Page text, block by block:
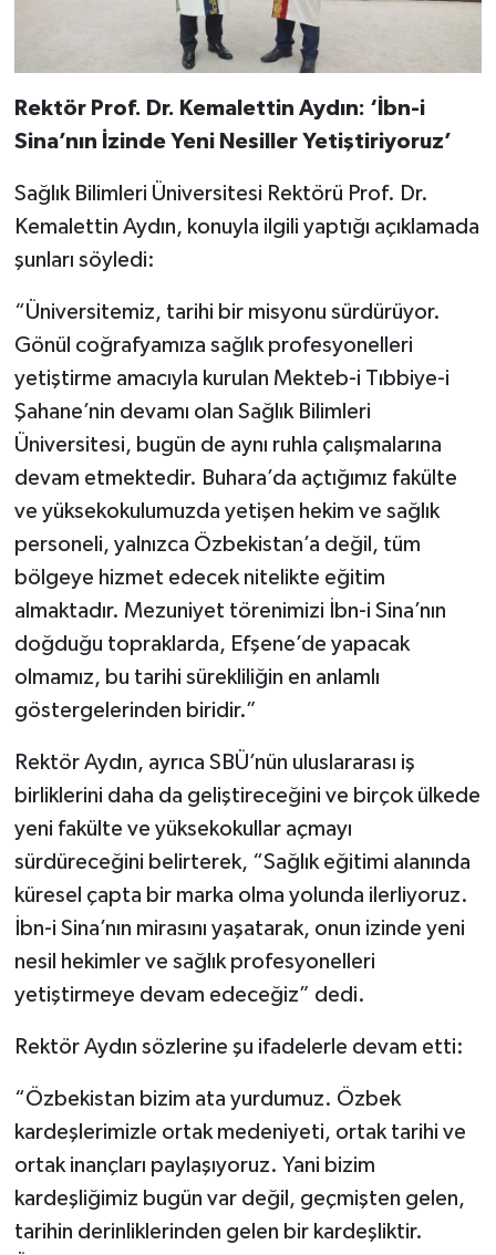
Rektör Prof. Dr. Kemalettin Aydın: ‘İbn-i
Sina’nın İzinde Yeni Nesiller Yetiştiriyoruz’
Sağlık Bilimleri Üniversitesi Rektörü Prof. Dr.
Kemalettin Aydın, konuyla ilgili yaptığı açıklamada
şunları söyledi:
“Üniversitemiz, tarihi bir misyonu sürdürüyor.
Gönül coğrafyamıza sağlık profesyonelleri
yetiştirme amacıyla kurulan Mekteb-i Tıbbiye-i
Şahane’nin devamı olan Sağlık Bilimleri
Üniversitesi, bugün de aynı ruhla çalışmalarına
devam etmektedir. Buhara’da açtığımız fakülte
ve yüksekokulumuzda yetişen hekim ve sağlık
personeli, yalnızca Özbekistan’a değil, tüm
bölgeye hizmet edecek nitelikte eğitim
almaktadır. Mezuniyet törenimizi İbn-i Sina’nın
doğduğu topraklarda, Efşene’de yapacak
olmamız, bu tarihi sürekliliğin en anlamlı
göstergelerinden biridir.”
Rektör Aydın, ayrıca SBÜ’nün uluslararası iş
birliklerini daha da geliştireceğini ve birçok ülkede
yeni fakülte ve yüksekokullar açmayı
sürdüreceğini belirterek, “Sağlık eğitimi alanında
küresel çapta bir marka olma yolunda ilerliyoruz.
İbn-i Sina’nın mirasını yaşatarak, onun izinde yeni
nesil hekimler ve sağlık profesyonelleri
yetiştirmeye devam edeceğiz” dedi.
Rektör Aydın sözlerine şu ifadelerle devam etti:
“Özbekistan bizim ata yurdumuz. Özbek
kardeşlerimizle ortak medeniyeti, ortak tarihi ve
ortak inançları paylaşıyoruz. Yani bizim
kardeşliğimiz bugün var değil, geçmişten gelen,
tarihin derinliklerinden gelen bir kardeşliktir.